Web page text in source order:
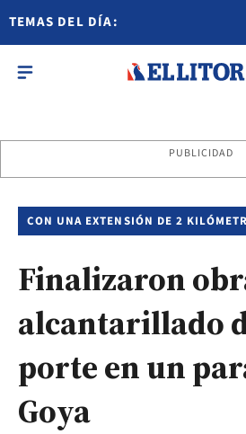
TEMAS DEL DÍA:
PUBLICIDAD
CON UNA EXTENSIÓN DE 2
Finalizaron
alcantarillado
porte en un
Goya